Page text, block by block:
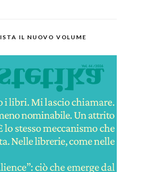
IL NUOVO VOLUME